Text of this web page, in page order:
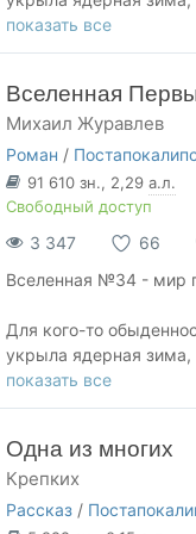
страны. Казалось, что
мировых лидеров
Метро-Бункер,
Отцы-основатели
как кроты во тьме
что только люди
Тьма подземелий
территорий для себя.
показать все
Вселенная
Михаил Журавлев
Роман /
91 610 зн., 2,29 а.л.
Свободный доступ
3 347 66
Вселенная №34 - мир
Для кого-то
укрыла ядерная зима,
страны. Казалось, что
мировых лидеров
Метро-Бункер,
Но теперь черную
показать все
Одна из многих
Крепких
Рассказ /